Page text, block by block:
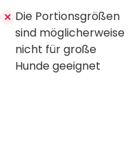
✕ Die Portionsgrößen
sind möglicherweise
nicht für große
Hunde geeignet